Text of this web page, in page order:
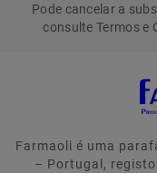
Pode cancelar a
consulte Termos e
Farmaoli é uma
– Portugal,